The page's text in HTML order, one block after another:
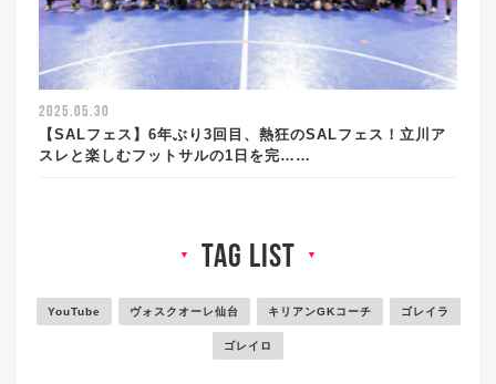
2025.05.30
【SALフェス】6年ぶり3回目、熱狂のSALフェス！立川ア
スレと楽しむフットサルの1日を完……
▼ tag list ▼
YouTube ヴォスクオーレ仙台 キリアンGKコーチ ゴレイラ
ゴレイロ